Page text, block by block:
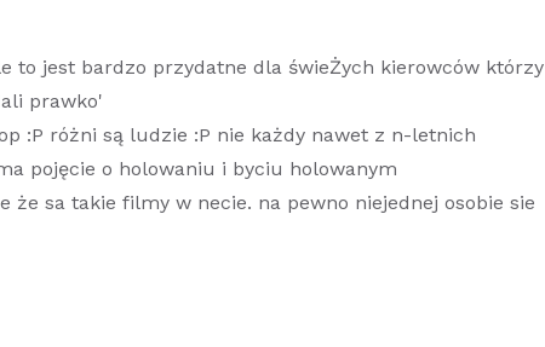
to jest bardzo przydatne dla świeŻych kierowców którzy
prawko'
:P różni są ludzie :P nie każdy nawet z n-letnich
pojęcie o holowaniu i byciu holowanym
że sa takie filmy w necie. na pewno niejednej osobie sie